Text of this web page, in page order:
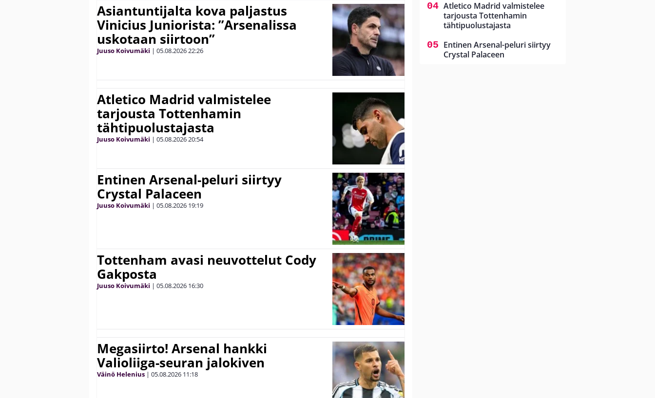
Asiantuntijalta kova paljastus
Vinicius Juniorista: ”Arsenalissa
uskotaan siirtoon”
Juuso Koivumäki | 05.08.202622:26
Atletico Madrid valmistelee
tarjousta Tottenhamin
tähtipuolustajasta
Juuso Koivumäki | 05.08.202620:54
Entinen Arsenal-peluri siirtyy
Crystal Palaceen
Juuso Koivumäki | 05.08.2026 19:19
Tottenham avasi neuvottelut Cody
Gakposta
Juuso Koivumäki | 05.08.2026 16:30
Megasiirto! Arsenal hankki
Valioliiga-seuran jalokiven
Väinö Helenius | 05.08.2026 11:18
Atletico Madrid valmistelee
tarjousta Tottenhamin
tähtipuolustajasta
Entinen Arsenal-peluri siirtyy
Crystal Palaceen